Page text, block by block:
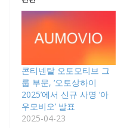
콘티넨탈 오토모티브 그
룹 부문, ‘오토상하이
2025’에서 신규 사명 ‘아
우모비오’ 발표
2025-04-23